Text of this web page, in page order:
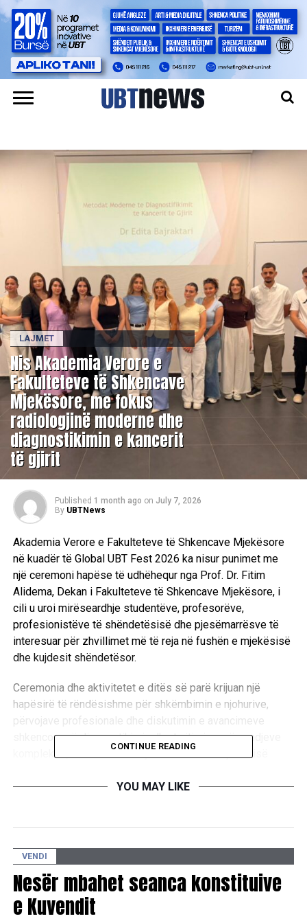
LAJMET
Nis Akademia Verore e
Fakulteteve të Shkencave
Mjekësore, me fokus
radiologjinë moderne dhe
diagnostikimin e kancerit
të gjirit
Published 1 month ago on July 7, 2026
By UBTNews
Akademia Verore e Fakulteteve të Shkencave Mjekësore
në kuadër të Global UBT Fest 2026 ka nisur punimet me
një ceremoni hapëse të udhëhequr nga Prof. Dr. Fitim
Alidema, Dekan i Fakulteteve të Shkencave Mjekësore, i
cili u uroi mirëseardhje studentëve, profesorëve,
profesionistëve të shëndetësisë dhe pjesëmarrësve të
interesuar për zhvillimet më të reja në fushën e mjekësisë
dhe kujdesit shëndetësor.
Ceremonia dhe aktivitetet e ditës së parë krijuan një
hapësirë të rëndësishme për shkëmbimin e njohurive,
shkencore në diagnostikimin dhe trajtimin e sëmundjeve
komplekse, me theks të veçantë në rolin e mjekësisë
onkologjike.
Prevenimin e Sëmundjeve Kancerogjene në Kujdesin
Parësor”, ku trajtoi rëndësinë e radiologjisë në zbulimin e
hershëm të sëmundjeve malinje, rolin e radiologut në
kujdesin parësor shëndetësor dhe ndikimin e
diagnostikimit të hershëm në përmirësimin e rezultateve
CONTINUE READING
YOU MAY LIKE
VENDI
Nesër mbahet seanca konstituive
e Kuvendit